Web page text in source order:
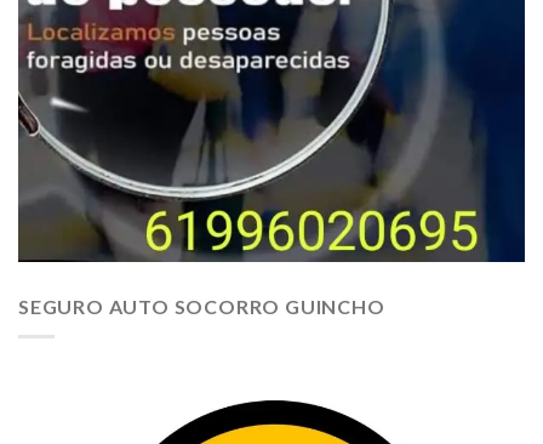
SEGURO AUTO SOCORRO GUINCHO